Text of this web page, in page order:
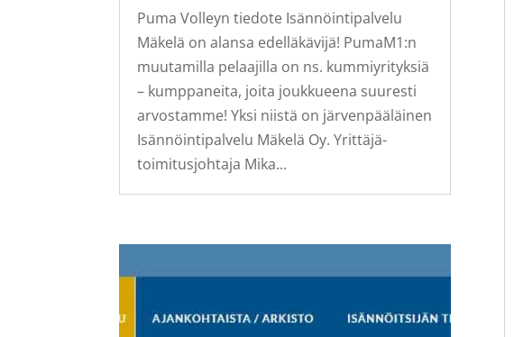
Puma Volleyn tiedote Isännöintipalvelu
Mäkelä on alansa edelläkävijä! PumaM1:n
muutamilla pelaajilla on ns. kummiyrityksiä
– kumppaneita, joita joukkueena suuresti
arvostamme! Yksi niistä on järvenpääläinen
Isännöintipalvelu Mäkelä Oy. Yrittäjä-
toimitusjohtaja Mika...